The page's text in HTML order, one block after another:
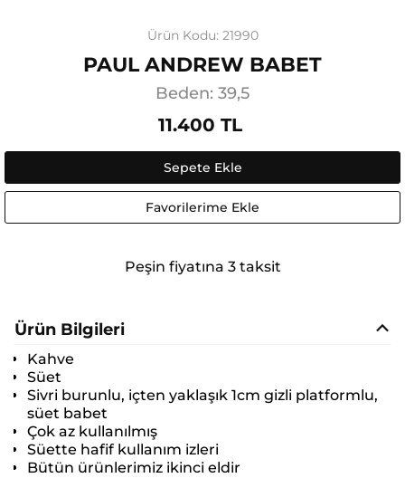
Ürün Kodu: 21990
PAUL ANDREW BABET
Beden: 39,5
11.400 TL
Sepete Ekle
Favorilerime Ekle
Peşin fiyatına 3 taksit
Ürün Bilgileri
Kahve
Süet
Sivri burunlu, içten yaklaşık 1cm gizli platformlu,
süet babet
Çok az kullanılmış
Süette hafif kullanım izleri
Bütün ürünlerimiz ikinci eldir